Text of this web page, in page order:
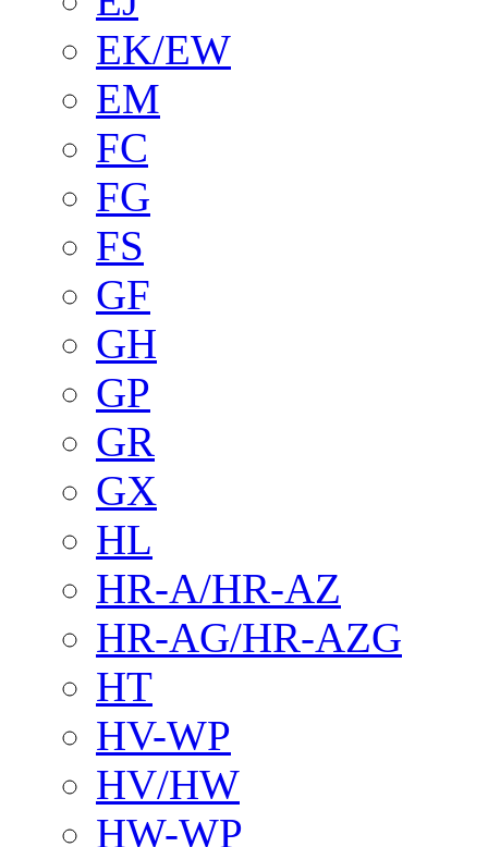
EK/EW
EM
FC
FG
FS
GF
GH
GP
GR
GX
HL
HR-A/HR-AZ
HR-AG/HR-AZG
HT
HV-WP
HV/HW
HW-WP